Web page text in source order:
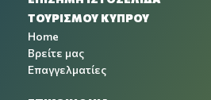
ΤΟΥΡΙΣΜΟΥ ΚΥΠΡΟΥ
Home
Βρείτε μας
Επαγγελματίες